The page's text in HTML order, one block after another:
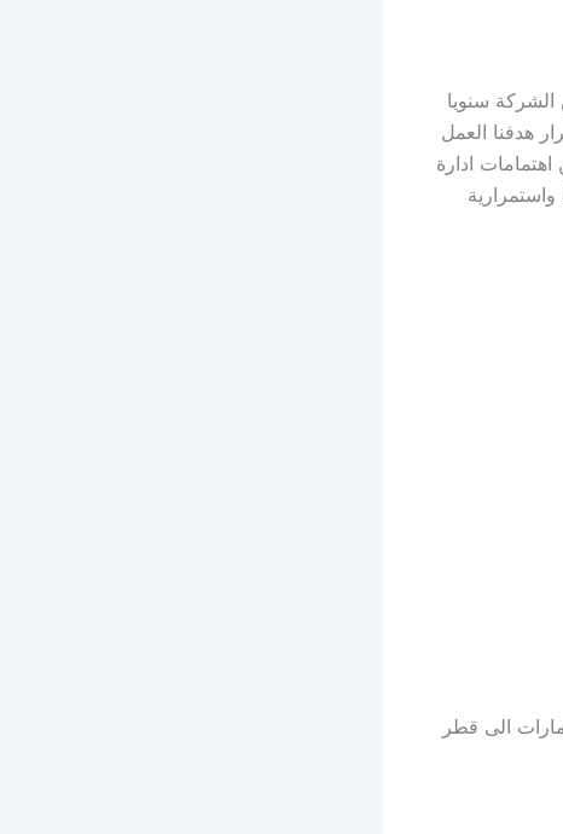
سنويا
هدفنا العمل
ادارة
الى قطر